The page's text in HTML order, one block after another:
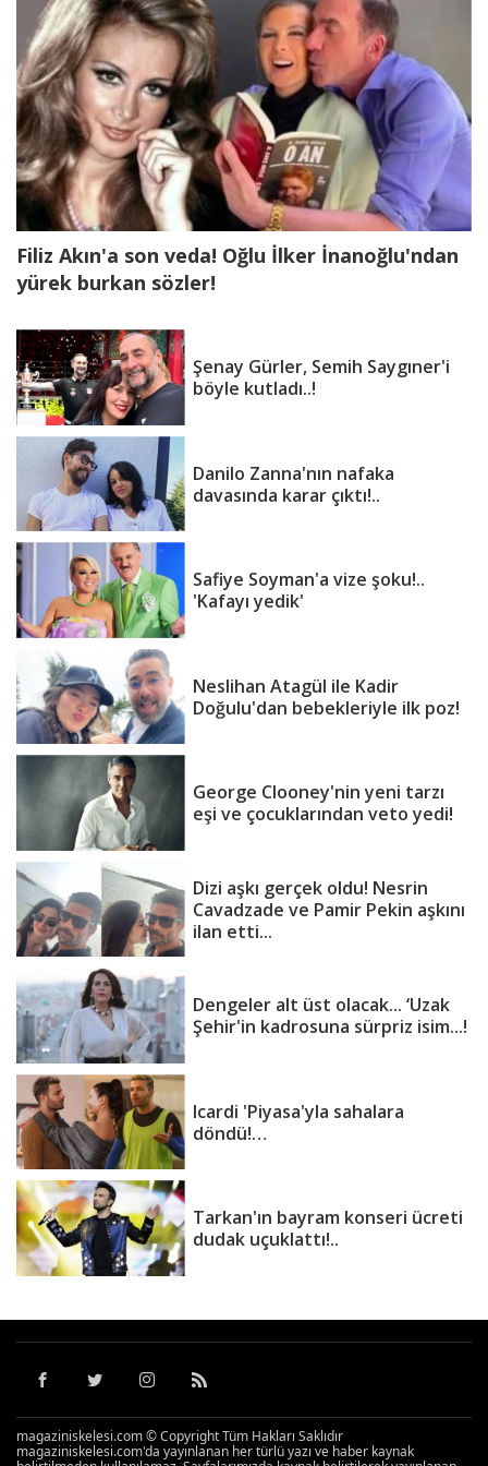
yaşında hayatını kaybetti...
Şenay Gürler, Semih Saygıner'i
böyle kutladı..!
Filiz Akın'a son veda! Oğlu İlker İnanoğlu'ndan
yürek burkan sözler!
Şenay Gürler, Semih Saygıner'i
böyle kutladı..!
Danilo Zanna'nın nafaka
davasında karar çıktı!..
Safiye Soyman'a vize şoku!..
'Kafayı yedik'
Neslihan Atagül ile Kadir
Doğulu'dan bebekleriyle ilk poz!
George Clooney'nin yeni tarzı
eşi ve çocuklarından veto yedi!
Dizi aşkı gerçek oldu! Nesrin
Cavadzade ve Pamir Pekin aşkını
ilan etti...
Dengeler alt üst olacak... ‘Uzak
Şehir'in kadrosuna sürpriz isim...!
Icardi 'Piyasa'yla sahalara
döndü!…
Tarkan'ın bayram konseri ücreti
dudak uçuklattı!..
magaziniskelesi.com © Copyright Tüm Hakları Saklıdır
magaziniskelesi.com'da yayınlanan her türlü yazı ve haber kaynak